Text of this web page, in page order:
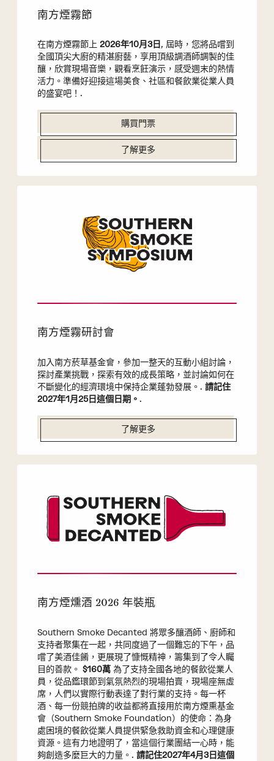
南方煙霧節
在南方煙霧節上 2026年10月3日 , 屆時，您將品嚐到
全國頂尖大廚的精湛廚藝，享用頂級調酒師調製的佳
釀，欣賞現場音樂，觀看烹飪演示，感受週末的熱情
活力。準備好迎接這場美食、社區和餐飲業從業人員
的盛宴吧！.
購買門票
了解更多
南方煙霧研討會
加入南方菸草基金會，參加一整天的互動小組討論，
探討產業挑戰，探索有效的成長策略，並討論如何在
不斷變化的經濟環境中保持企業蓬勃發展。. 請記住
2027年1月25日這個日期。 .
了解更多
南方煙燻酒 2026 年裝瓶
Southern Smoke Decanted 將眾多釀酒師、廚師和
支持者聚集在一起，共同度過了一個難忘的下午，品
嚐了美酒佳餚，更展現了慷慨精神，籌集到了令人矚
目的善款。 $160萬為了支持全國各地的餐飲從業人
員，從品鑑環節到氣氛熱烈的現場拍賣，現場座無虛
席，人們以實際行動表達了對行業的支持。每一杯
酒、每一份競拍牌的收益都將直接用於南方煙熏基金
會（Southern Smoke Foundation）的使命：為身
處困境的餐飲從業人員提供緊急救助資金和心理健康
資源。這有力地證明了，當這個行業團結一心時，能
夠創造多麼巨大的力量。. 請記住2027年4月3日這個